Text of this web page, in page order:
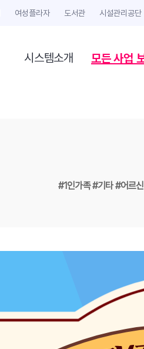
여성플라자 도서관 시설관리공단
시스템소개 모든 사업
#1인가족#기타#어르신